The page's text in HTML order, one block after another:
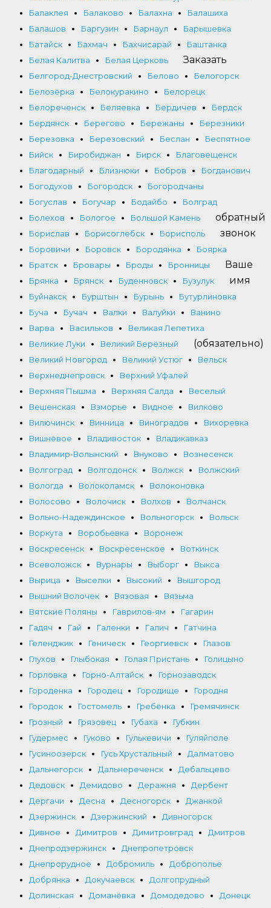
Балаклея
Балаково Балахна
Балашиха
Балашов
Баргузин Барнаул
Барышевка
Батайск
Бахмач Бахчисарай
Баштанка
Белая Калитва
Белая Церковь
Белгород-Днестровский
Белово
Белогорск
Белозёрка
Белокуракино
Белорецк
Белореченск
Беляевка Бердичев
Бердск
Бердянск
Берегово Бережаны
Березники
Березовка
Березовский Беслан
Беспятное
Бийск
Биробиджан Бирск
Благовещенск
Благодарный
Близнюки Бобров
Богданович
Богодухов
Богородск
Богородчаны
Богуслав
Богучар Бодайбо
Болград
Болехов
Бологое
Большой Камень
Борислав
Борисоглебск
Борисполь
Боровичи
Боровск Бородянка
Боярка
Братск
Бровары Броды
Бронницы
Брянка
Брянск Буденновск
Бузулук
Буйнакск
Бурштын Бурынь
Бутурлиновка
Буча
Бучач Валки Валуйки
Ванино
Варва
Васильков
Великая Лепетиха
Великие Луки
Великий Берёзный
Великий Новгород
Великий Устюг
Вельск
Верхнеднепровск
Верхний Уфалей
Верхняя Пышма
Верхняя Салда
Веселый
Вешенская
Взморье Видное
Вилково
Вилючинск
Винница Виноградов
Вихоревка
Вишнёвое
Владивосток
Владикавказ
Владимир-Волынский
Внуково
Вознесенск
Волгоград
Волгодонск Волжск
Волжский
Вологда
Волоколамск
Волоконовка
Волосово
Волочиск Волхов
Волчанск
Вольно-Надеждинское
Вольногорск
Вольск
Воркута
Воробьевка
Воронеж
Воскресенск
Воскресенское
Воткинск
Всеволожск
Вурнары Выборг
Выкса
Вырица
Выселки Высокий
Вышгород
Вышний Волочек
Вязовая
Вязьма
Вятские Поляны
Гаврилов-ям
Гагарин
Гадяч
Гай Галенки Галич
Гатчина
Геленджик
Геническ Георгиевск
Глазов
Глухов
Глыбокая Голая Пристань
Голицыно
Горловка
Горно-Алтайск
Горнозаводск
Городенка
Городец Городище
Городня
Городок
Гостомель Гребёнка
Гремячинск
Грозный
Грязовец Губаха
Губкин
Гудермес
Гуково Гулькевичи
Гуляйполе
Гусиноозерск
Гусь Хрустальный
Далматово
Дальнегорск
Дальнереченск
Дебальцево
Дедовск
Демидово Деражня
Дербент
Дергачи
Десна Десногорск
Джанкой
Дзержинск
Дзержинский
Дивногорск
Дивное
Димитров Димитровград
Дмитров
Днепродзержинск
Днепропетровск
Днепрорудное
Добромиль
Доброполье
Добрянка
Докучаевск
Долгопрудный
Долинская
Доманёвка Домодедово
Донецк
Заказать
обратный
звонок
Ваше
имя
(обязательно)